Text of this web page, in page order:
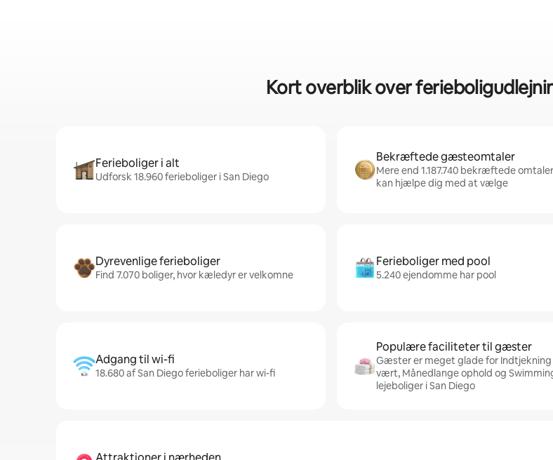
Kort overblik over
Ferieboliger i alt
Udforsk 18.960 ferieboliger i San Diego
Bekræftede gæsteomtaler
Mere end 1.187.740 bekræftede
kan hjælpe dig med at vælge
Dyrevenlige ferieboliger
Find 7.070 boliger, hvor kæledyr er velkomne
Ferieboliger med pool
5.240 ejendomme har pool
Adgang til wi-fi
18.680 af San Diego ferieboliger har wi-fi
Populære faciliteter til gæster
Gæster er meget glade for Indtjekning
vært, Månedlange ophold og
lejeboliger i San Diego